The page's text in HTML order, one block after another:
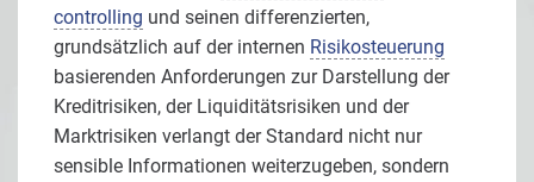
controlling und seinen differenzierten,
grundsätzlich auf der internen Risikosteuerung
basierenden Anforderungen zur Darstellung der
Kreditrisiken, der Liquiditätsrisiken und der
Marktrisiken verlangt der Standard nicht nur
sensible Informationen weiterzugeben, sondern